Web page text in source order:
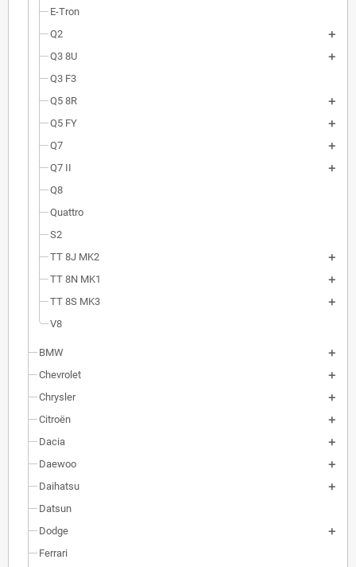
E-Tron
Q2
Q3 8U
Q3 F3
Q5 8R
Q5 FY
Q7
Q7 II
Q8
Quattro
S2
TT 8J MK2
TT 8N MK1
TT 8S MK3
V8
BMW
Chevrolet
Chrysler
Citroën
Dacia
Daewoo
Daihatsu
Datsun
Dodge
Ferrari